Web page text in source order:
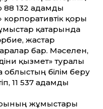
88 132 адамды
қоры
қатарында
жастар
бар. Мәселен,
қызмет» туралы
облыстың білім беру
11 537 адамды
жұмыстары